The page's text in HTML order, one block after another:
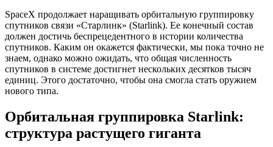
SpaceX продолжает наращивать орбитальную группировку
спутников связи «Старлинк» (Starlink). Ее конечный состав
должен достичь беспрецедентного в истории количества
спутников. Каким он окажется фактически, мы пока точно не
знаем, однако можно ожидать, что общая численность
спутников в системе достигнет нескольких десятков тысяч
единиц. Этого достаточно, чтобы она смогла стать оружием
нового типа.
Орбитальная группировка Starlink:
структура растущего гиганта